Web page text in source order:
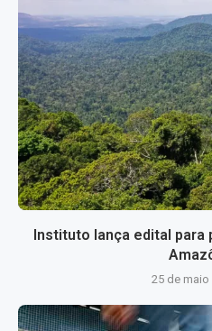
Instituto lança edital para
25 de maio